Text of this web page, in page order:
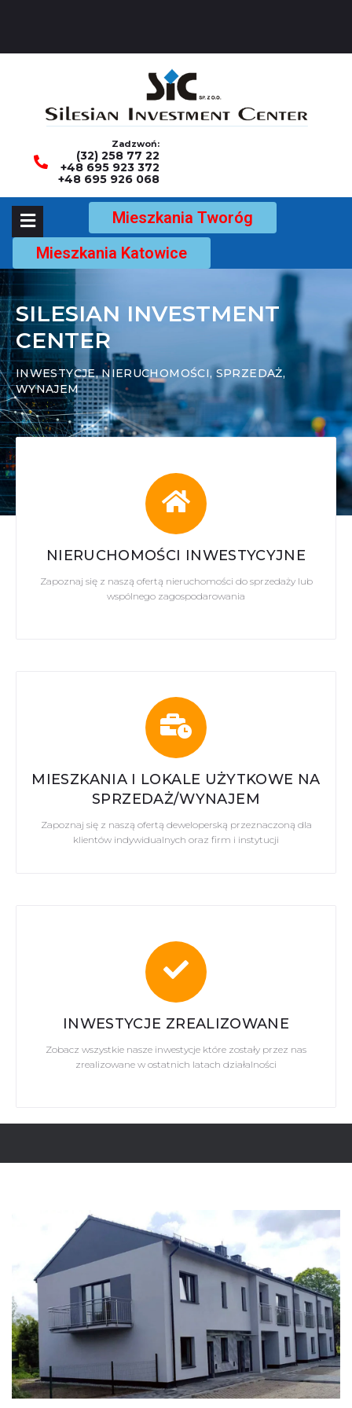
Zadzwoń:
(32) 258 77 22
+48 695 923 372
+48 695 926 068
Mieszkania Tworóg
Mieszkania Katowice
SILESIAN INVESTMENT
CENTER
INWESTYCJE, NIERUCHOMOŚCI, SPRZEDAŻ,
WYNAJEM
NIERUCHOMOŚCI INWESTYCYJNE
Zapoznaj się z naszą ofertą nieruchomości do sprzedaży lub
wspólnego zagospodarowania
MIESZKANIA I LOKALE UŻYTKOWE NA
SPRZEDAŻ/WYNAJEM
Zapoznaj się z naszą ofertą deweloperską przeznaczoną dla
klientów indywidualnych oraz firm i instytucji
INWESTYCJE ZREALIZOWANE
Zobacz wszystkie nasze inwestycje które zostały przez nas
zrealizowane w ostatnich latach działalności